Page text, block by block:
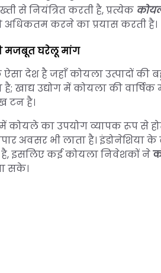
से नियंत्रित करती है, प्रत्येक
अधिकतम करने का प्रयास करती है।
मजबूत घरेलू मांग
देश है जहाँ कोयला उत्पादों की
खाद्य उद्योग में कोयला की
टन है।
कोयले का उपयोग व्यापक रूप से
अवसर भी लाता है।
इसलिए कई कोयला निवेशकों ने
सके।